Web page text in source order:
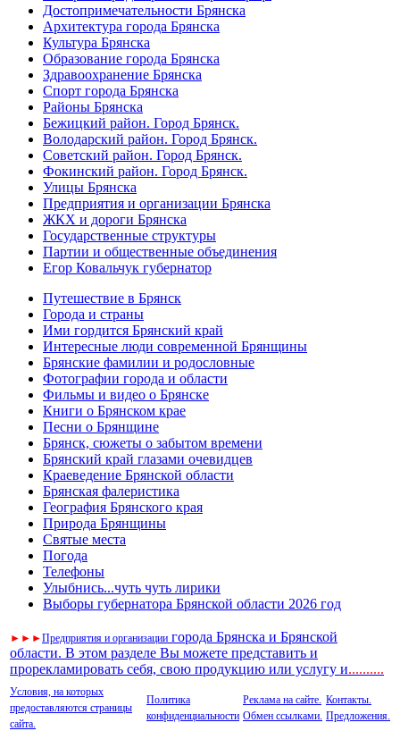
Достопримечательности Брянска
Архитектура города Брянска
Культура Брянска
Образование города Брянска
Здравоохранение Брянска
Спорт города Брянска
Районы Брянска
Бежицкий район. Город Брянск.
Володарский район. Город Брянск.
Советский район. Город Брянск.
Фокинский район. Город Брянск.
Улицы Брянска
Предприятия и организации Брянска
ЖКХ и дороги Брянска
Государственные структуры
Партии и общественные объединения
Егор Ковальчук губернатор
Путешествие в Брянск
Города и страны
Ими гордится Брянский край
Интересные люди современной Брянщины
Брянские фамилии и родословные
Фотографии города и области
Фильмы и видео о Брянске
Книги о Брянском крае
Песни о Брянщине
Брянск, сюжеты о забытом времени
Брянский край глазами очевидцев
Краеведение Брянской области
Брянская фалеристика
География Брянского края
Природа Брянщины
Святые места
Погода
Телефоны
Улыбнись...чуть чуть лирики
Выборы губернатора Брянской области 2026 год
► ► ►Предприятия и организации города Брянска и Брянской
области. В этом разделе Вы можете представить и
прорекламировать себя, свою продукцию или услугу и..........
Условия, на которых
предоставляются страницы
сайта.
Политика
конфиденциальности
Реклама на сайте.
Обмен ссылками.
Контакты.
Предложения.